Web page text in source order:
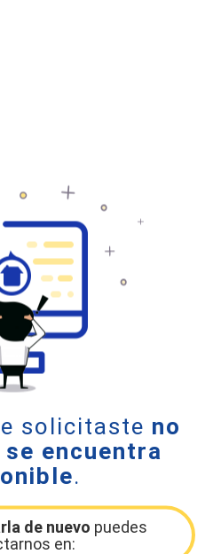
solicitaste no
se encuentra
.
de nuevo puedes
en: